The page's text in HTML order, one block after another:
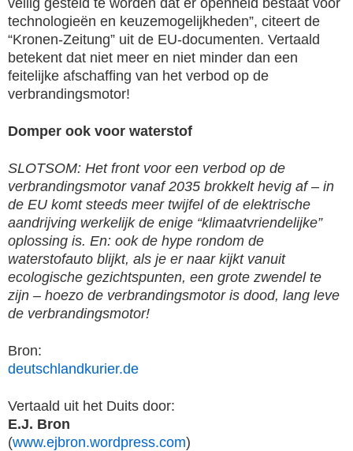
technologieën en keuzemogelijkheden”, citeert de
“Kronen-Zeitung” uit de EU-documenten. Vertaald
betekent dat niet meer en niet minder dan een
feitelijke afschaffing van het verbod op de
verbrandingsmotor!
Domper ook voor waterstof
SLOTSOM: Het front voor een verbod op de
verbrandingsmotor vanaf 2035 brokkelt hevig af – in
de EU komt steeds meer twijfel of de elektrische
aandrijving werkelijk de enige “klimaatvriendelijke”
oplossing is. En: ook de hype rondom de
waterstofauto blijkt, als je er naar kijkt vanuit
ecologische gezichtspunten, een grote zwendel te
zijn – hoezo de verbrandingsmotor is dood, lang leve
de verbrandingsmotor!
Bron:
deutschlandkurier.de
Vertaald uit het Duits door:
E.J. Bron
(www.ejbron.wordpress.com)